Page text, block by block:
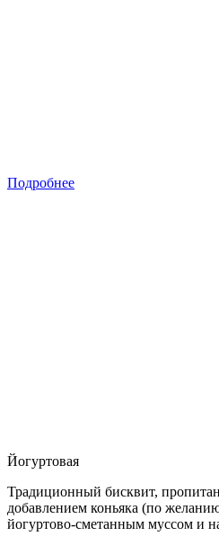
Подробнее
Йогуртовая
Традиционный бисквит,
добавлением коньяка (по
йогуртово-сметанным муссом и